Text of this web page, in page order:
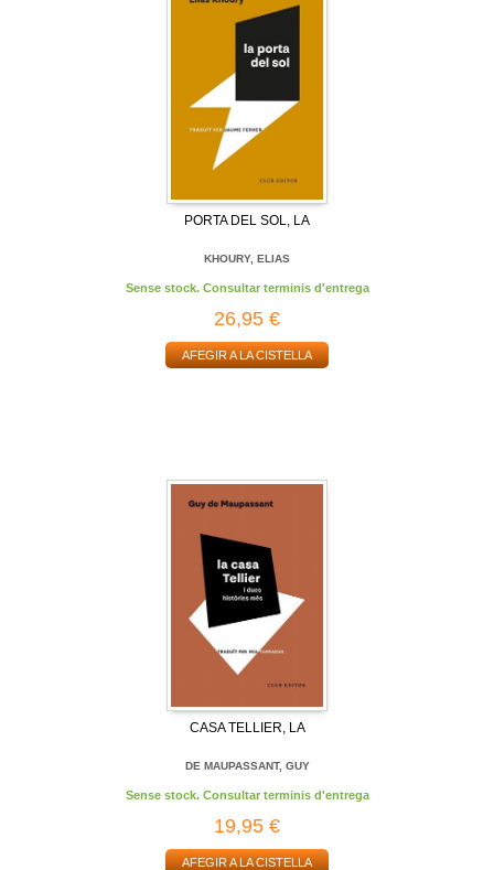
PORTA DEL SOL, LA
KHOURY, ELIAS
Sense stock. Consultar terminis d'entrega
26,95 €
AFEGIR A LA CISTELLA
CASA TELLIER, LA
DE MAUPASSANT, GUY
Sense stock. Consultar terminis d'entrega
19,95 €
AFEGIR A LA CISTELLA